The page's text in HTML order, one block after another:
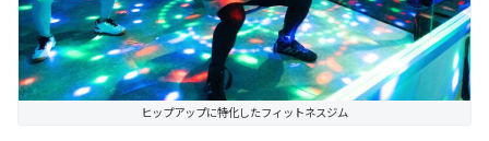
ヒップアップに特化したフィットネスジム